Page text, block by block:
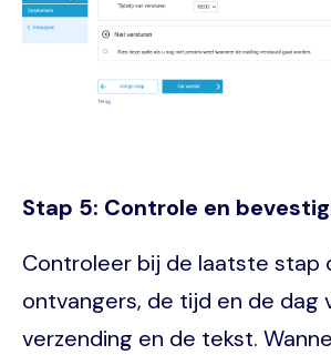
Stap 5: Controle en
Controleer bij de laatste stap
ontvangers, de tijd en de dag
verzending en de tekst.